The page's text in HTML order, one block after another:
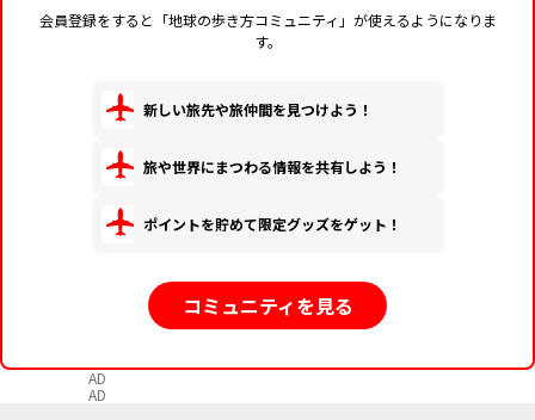
会員登録をすると「地球の歩き方コミュニティ」が使えるようになりま
す。
新しい旅先や旅仲間を見つけよう！
旅や世界にまつわる情報を共有しよう！
ポイントを貯めて限定グッズをゲット！
コミュニティを見る
AD
AD